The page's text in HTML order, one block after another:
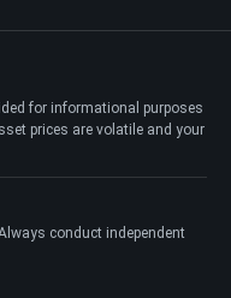
for informational purposes
prices are volatile and your
conduct independent